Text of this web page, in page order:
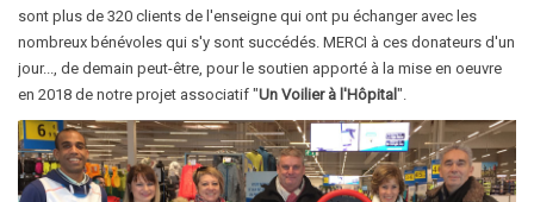
sont plus de 320 clients de l'enseigne qui ont pu échanger avec les
nombreux bénévoles qui s'y sont succédés. MERCI à ces donateurs d'un
jour..., de demain peut-être, pour le soutien apporté à la mise en oeuvre
en 2018 de notre projet associatif "Un Voilier à l'Hôpital ".